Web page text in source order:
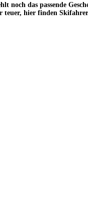
noch das passende
hier finden